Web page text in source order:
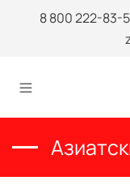
8 800 222-83-